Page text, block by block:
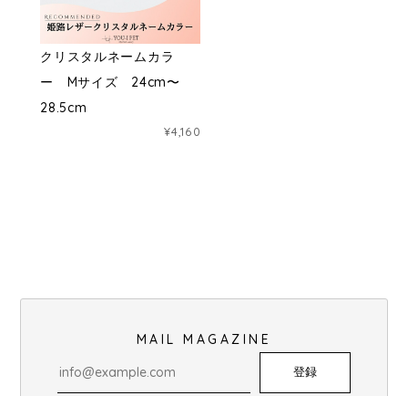
クリスタルネームカラ
ー Mサイズ 24cm〜
28.5cm
¥4,160
MAIL MAGAZINE
登録